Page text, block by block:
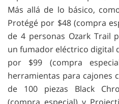
Más allá de lo básico,
Protégé por $48 (compra
de 4 personas Ozark Trail
un fumador eléctrico digital
por $99 (compra
herramientas para cajones
de 100 piezas Black